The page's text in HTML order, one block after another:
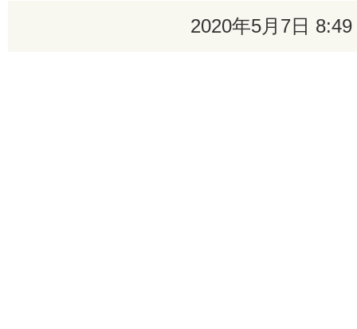
2020年5月7日